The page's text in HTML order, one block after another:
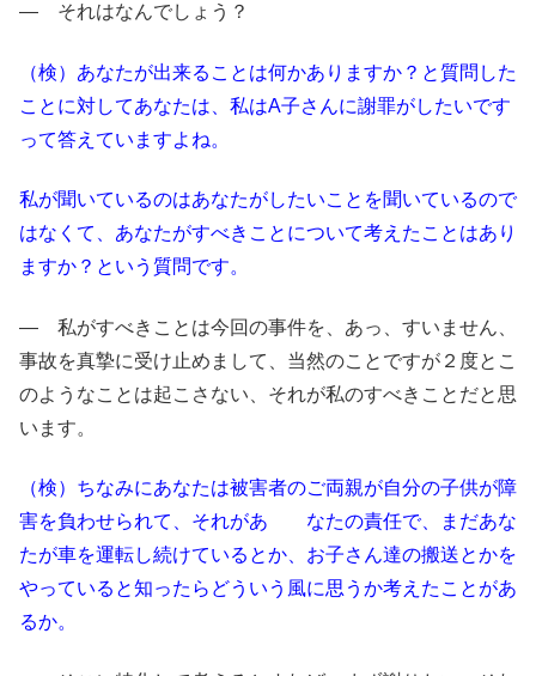
― それはなんでしょう？
（検）あなたが出来ることは何かありますか？と質問した
ことに対してあなたは、私はA子さんに謝罪がしたいです
って答えていますよね。
私が聞いているのはあなたがしたいことを聞いているので
はなくて、あなたがすべきことについて考えたことはあり
ますか？という質問です。
― 私がすべきことは今回の事件を、あっ、すいません、
事故を真摯に受け止めまして、当然のことですが２度とこ
のようなことは起こさない、それが私のすべきことだと思
います。
（検）ちなみにあなたは被害者のご両親が自分の子供が障
害を負わせられて、それがあ なたの責任で、まだあな
たが車を運転し続けているとか、お子さん達の搬送とかを
やっていると知ったらどういう風に思うか考えたことがあ
るか。